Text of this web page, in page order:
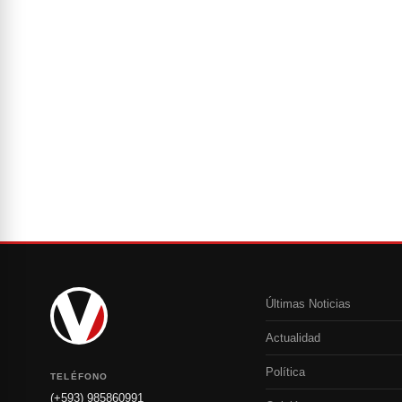
TELÉFONO
(+593) 985860991
Últimas Noticias
Actualidad
Política